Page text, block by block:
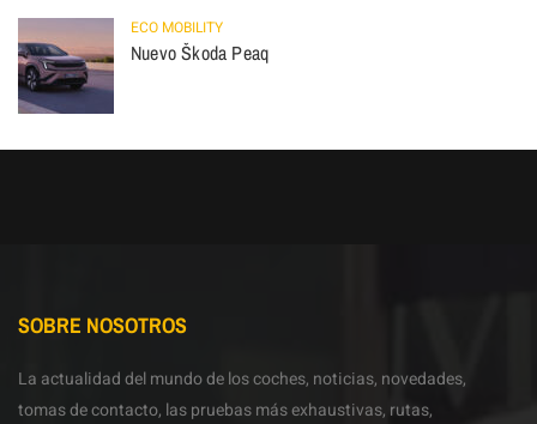
ECO MOBILITY
Nuevo Škoda Peaq
SOBRE NOSOTROS
La actualidad del mundo de los coches, noticias, novedades,
tomas de contacto, las pruebas más exhaustivas, rutas,